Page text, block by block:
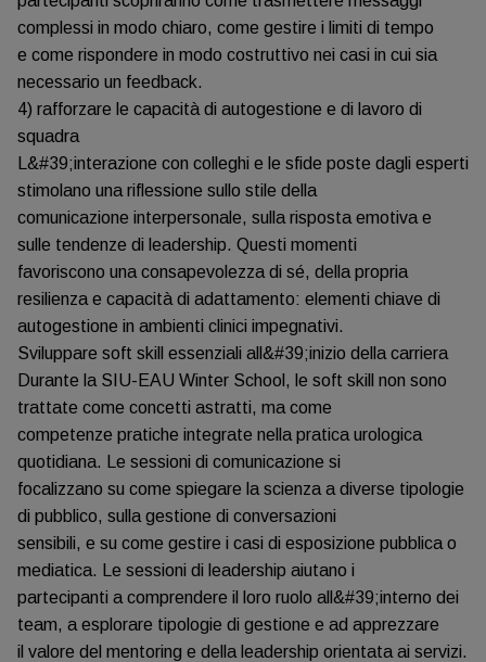
complessi in modo chiaro, come gestire i limiti di tempo
e come rispondere in modo costruttivo nei casi in cui sia
necessario un feedback.
4) rafforzare le capacità di autogestione e di lavoro di
squadra
L&#39;interazione con colleghi e le sfide poste dagli esperti
stimolano una riflessione sullo stile della
comunicazione interpersonale, sulla risposta emotiva e
sulle tendenze di leadership. Questi momenti
favoriscono una consapevolezza di sé, della propria
resilienza e capacità di adattamento: elementi chiave di
autogestione in ambienti clinici impegnativi.
Sviluppare soft skill essenziali all&#39;inizio della carriera
Durante la SIU-EAU Winter School, le soft skill non sono
trattate come concetti astratti, ma come
competenze pratiche integrate nella pratica urologica
quotidiana. Le sessioni di comunicazione si
focalizzano su come spiegare la scienza a diverse tipologie
di pubblico, sulla gestione di conversazioni
sensibili, e su come gestire i casi di esposizione pubblica o
mediatica. Le sessioni di leadership aiutano i
partecipanti a comprendere il loro ruolo all&#39;interno dei
team, a esplorare tipologie di gestione e ad apprezzare
il valore del mentoring e della leadership orientata ai servizi.